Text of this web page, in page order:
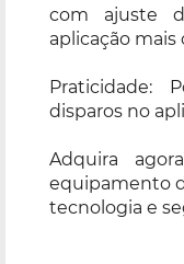
com ajuste
aplicação mais
Praticidade:
disparos no
Adquira
equipamento
tecnologia e